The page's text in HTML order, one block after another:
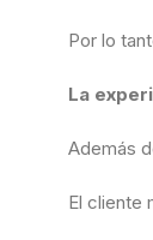
Por lo
La
Además
El cliente